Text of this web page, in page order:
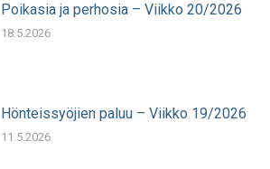
Poikasia ja perhosia – Viikko 20/2026
18.5.2026
Hönteissyöjien paluu – Viikko 19/2026
11.5.2026